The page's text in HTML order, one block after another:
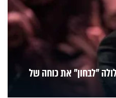
"לבחון" את כוחה של